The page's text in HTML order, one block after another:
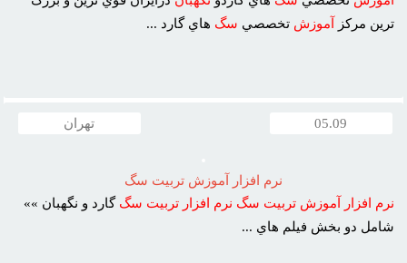
ترين مرکز
آموزش تخصصي سگ هاي گارد ...
05.09 تهران
نرم افزار آموزش تربيت سگ
نرم
افزار آموزش تربيت سگ نرم افزار تربيت سگ گارد و نگهبان »»
شامل دو بخش فيلم هاي ...